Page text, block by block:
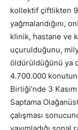
kollektif çiftlikten
yağmalandığını,
klinik, hastane ve
uçurulduğunu,
öldürüldüğünü ya
4.700.000 konutun
Birliği’nde 3
Saptama
çalışması